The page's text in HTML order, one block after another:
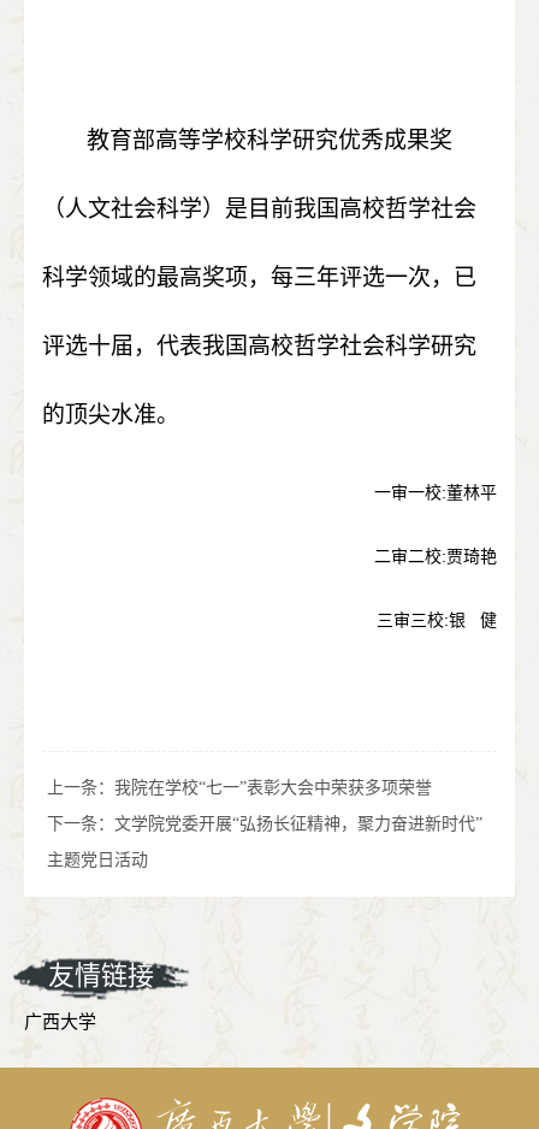
教育部高等学校科学研究优秀成果奖
（人文社会科学）是目前我国高校哲学社会
科学领域的最高奖项，每三年评选一次，已
评选十届，代表我国高校哲学社会科学研究
的顶尖水准。
一审一校:董林平
二审二校:贾琦艳
三审三校:银 健
上一条： 我院在学校“七一”表彰大会中荣获多项荣誉
下一条： 文学院党委开展“弘扬长征精神，聚力奋进新时代”
主题党日活动
友情链接
广西大学